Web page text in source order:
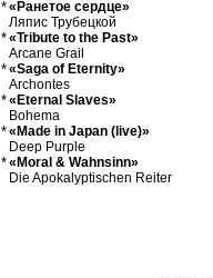
*«Ранетое сердце»
Ляпис Трубецкой
*«Tribute to the Past»
Arcane Grail
*«Saga of Eternity»
Archontes
*«Eternal Slaves»
Bohema
*«Made in Japan (live)»
Deep Purple
*«Moral & Wahnsinn»
Die Apokalyptischen Reiter